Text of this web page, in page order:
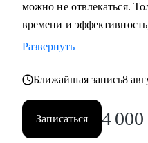
можно не отвлекаться.
времени и
Развернуть
Ближайшая запись8
Записаться 4 000